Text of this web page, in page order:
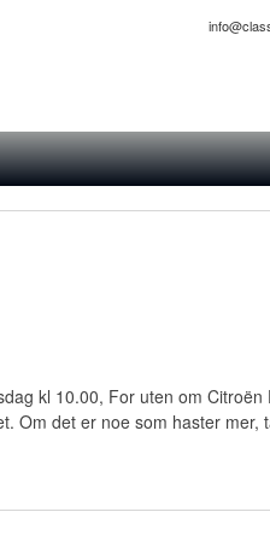
kl 10.00, For uten om
Om det er noe som haster mer,